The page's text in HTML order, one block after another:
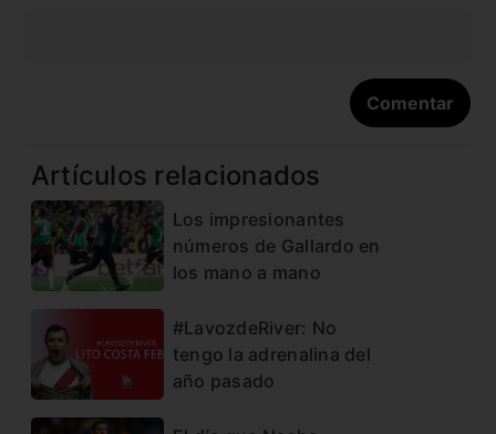
Artículos relacionados
Los impresionantes
números de Gallardo en
los mano a mano
#LavozdeRiver: No
tengo la adrenalina del
año pasado